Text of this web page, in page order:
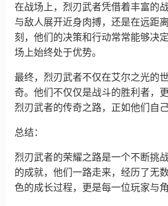
在战场上，烈刃武者凭借着丰富的
与敌人展开近身肉搏，还是在远距
刻，他们的决策和行动常常能够决
场上始终处于优势。
最终，烈刃武者不仅在艾尔之光的
奇。他们不仅仅是战斗的胜利者，
烈刃武者的传奇之路，正如他们自
总结：
烈刃武者的荣耀之路是一个不断挑
的成就，他们一路走来，经历了无
色的成长过程，更是每一位玩家与